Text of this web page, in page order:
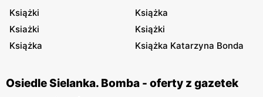
Książki
Książka
Ksiażki
Książki
Książka
Książka Katarzyna Bonda
Osiedle Sielanka. Bomba - oferty z gazetek